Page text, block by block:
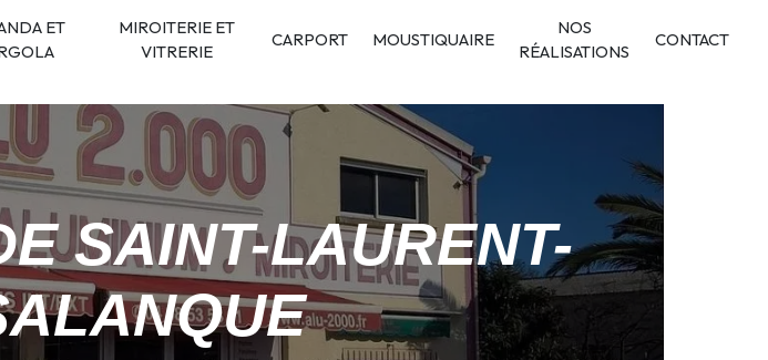
ET
MIROITERIE ET
VITRERIE
CARPORT MOUSTIQUAIRE
NOS
RÉALISATIONS
CONTACT
SAINT-LAURENT-